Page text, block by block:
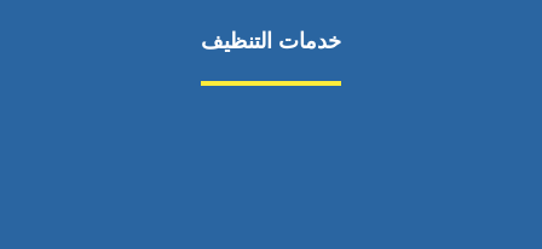
خدمات التنظيف